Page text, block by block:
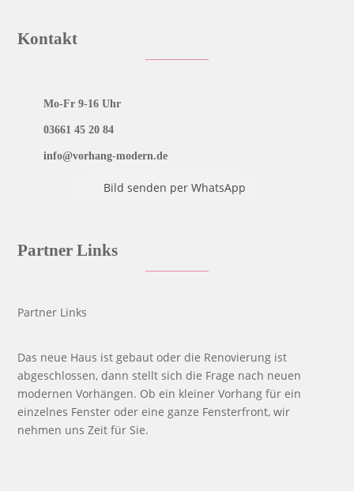
Kontakt
Mo-Fr 9-16 Uhr
03661 45 20 84
info@vorhang-modern.de
Bild senden per WhatsApp
Partner Links
Partner Links
Das neue Haus ist gebaut oder die Renovierung ist
abgeschlossen, dann stellt sich die Frage nach neuen
modernen Vorhängen. Ob ein kleiner Vorhang für ein
einzelnes Fenster oder eine ganze Fensterfront, wir
nehmen uns Zeit für Sie.